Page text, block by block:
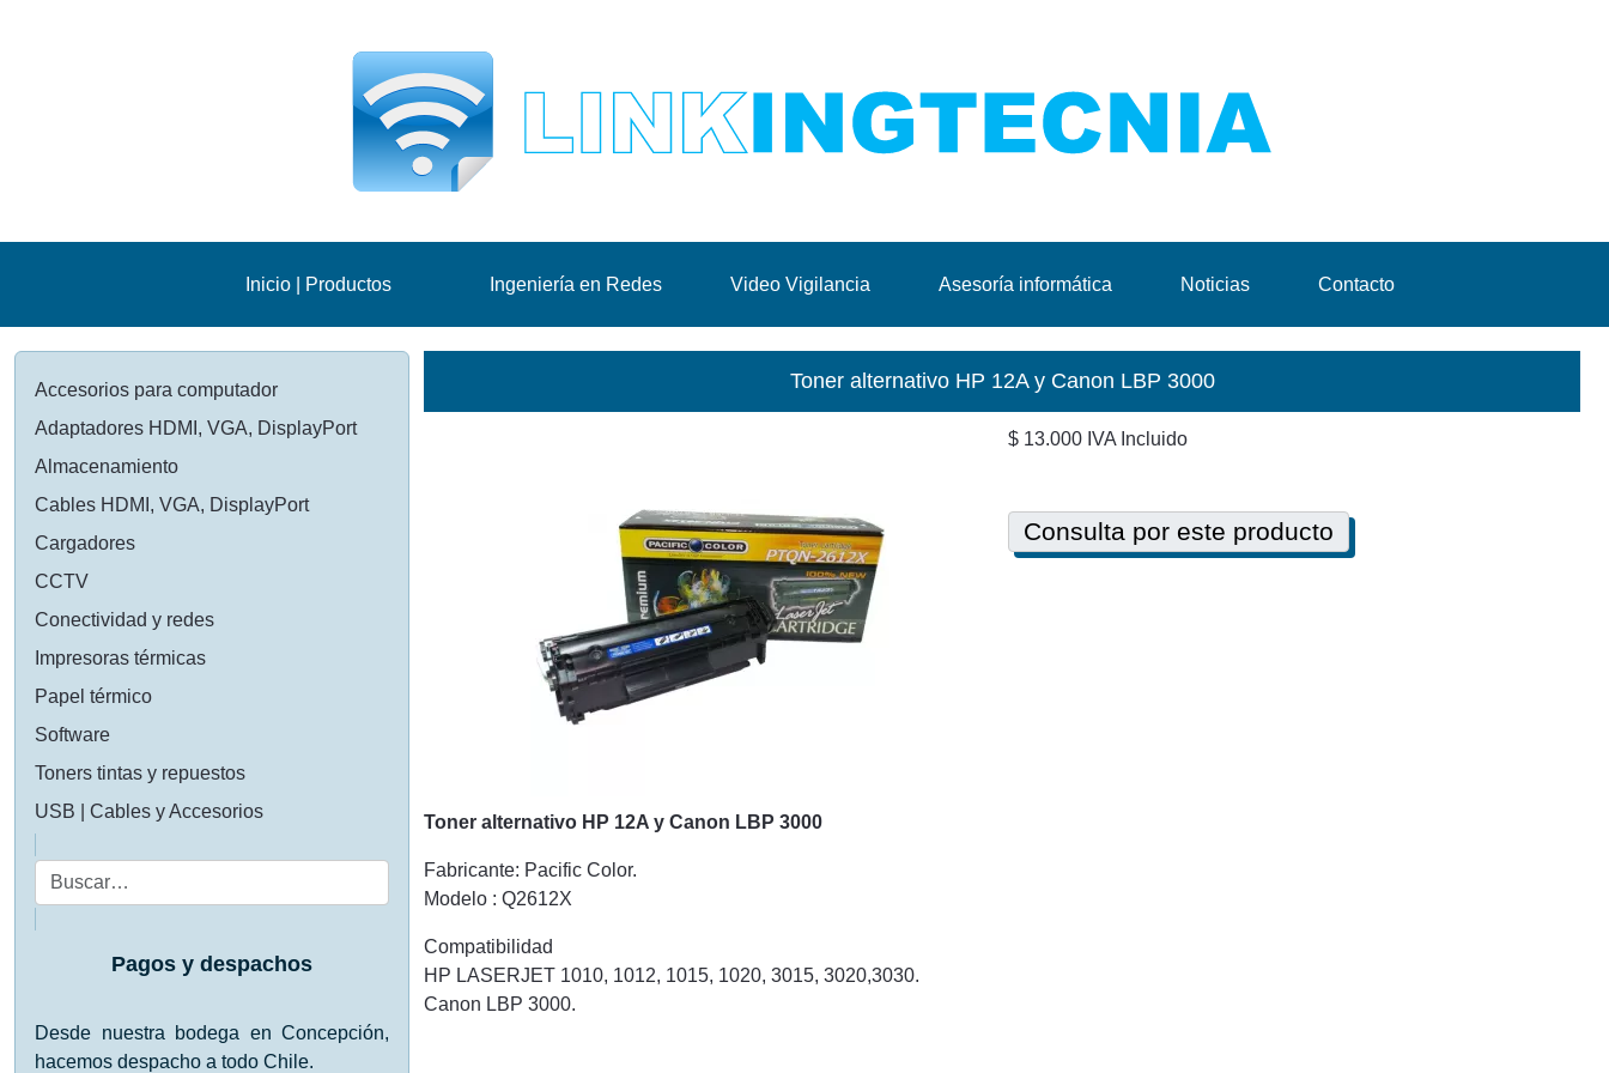
Inicio | Productos Ingeniería en Redes Video Vigilancia Asesoría informática Noticias Contacto
Accesorios para computador
Adaptadores HDMI, VGA, DisplayPort
Almacenamiento
Cables HDMI, VGA, DisplayPort
Cargadores
CCTV
Conectividad y redes
Impresoras térmicas
Papel térmico
Software
Toners tintas y repuestos
USB | Cables y Accesorios
Buscar
Pagos y despachos
Desde nuestra bodega en Concepción,
hacemos despacho a todo Chile.
Toner alternativo HP 12A y Canon LBP 3000
$ 13.000 IVA Incluido
Consulta por este producto
Toner alternativo HP 12A y Canon LBP 3000
Fabricante: Pacific Color.
Modelo : Q2612X
Compatibilidad
HP LASERJET 1010, 1012, 1015, 1020, 3015, 3020,3030.
Canon LBP 3000.